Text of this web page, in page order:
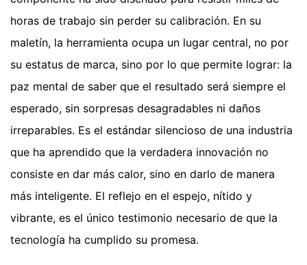
horas de trabajo sin perder su calibración. En su
maletín, la herramienta ocupa un lugar central, no por
su estatus de marca, sino por lo que permite lograr: la
paz mental de saber que el resultado será siempre el
esperado, sin sorpresas desagradables ni daños
irreparables. Es el estándar silencioso de una industria
que ha aprendido que la verdadera innovación no
consiste en dar más calor, sino en darlo de manera
más inteligente. El reflejo en el espejo, nítido y
vibrante, es el único testimonio necesario de que la
tecnología ha cumplido su promesa.